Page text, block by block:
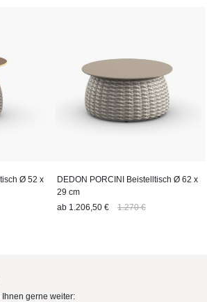
Ø 52 x
DEDON PORCINI Beistelltisch Ø 62 x
29 cm
ab 1.206,50 € 1.270 €
gerne weiter: